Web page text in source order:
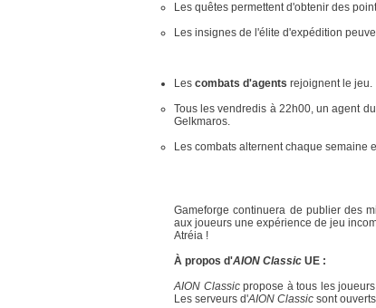
Les quêtes permettent d'obtenir des
Les insignes de l'élite d'expédition
Les combats d'agents rejoignent le jeu.
Tous les vendredis à 22h00, un agent
Gelkmaros.
Les combats alternent chaque semaine
Gameforge continuera de publier des
aux joueurs une expérience de jeu
Atréia !
À propos d'AION Classic UE :
AION Classicpropose à tous les
Les serveurs d'AION Classic sont